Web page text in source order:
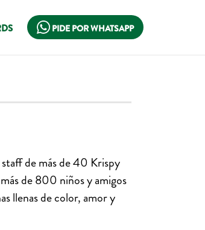
PIDE POR WHATSAPP
de más de 40 Krispy
de 800 niños y amigos
llenas de color, amor y